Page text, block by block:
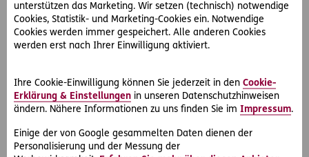
unterstützen das Marketing. Wir setzen (technisch) notwendige
Cookies, Statistik- und Marketing-Cookies ein. Notwendige
Cookies werden immer gespeichert. Alle anderen Cookies
werden erst nach Ihrer Einwilligung aktiviert.
Ihre Cookie-Einwilligung können Sie jederzeit in den Cookie-
Erklärung & Einstellungen in unseren Datenschutzhinweisen
ändern. Nähere Informationen zu uns finden Sie im Impressum.
Einige der von Google gesammelten Daten dienen der
Personalisierung und der Messung der
Der Scheckkartenführerschein für Führerschein-Neulinge
wird seit 19. Jänner 2013 nur noch befristet ausgestellt (z.
B. A- und B-Führerschein auf 15 Jahre, also bis 2028). Ein
Gesundheitstest ist nach Ablauf der 15 Jahre nach
Wurde Ihr unbefristeter Papierführerschein gestohlen oder
ist verlorengegangen oder ist das Foto nicht mehr
erkennbar, dann wird Ihr Führerschein auch jetzt schon im
Scheckkartenformat neu ausgestellt. Dieser unterliegt aber